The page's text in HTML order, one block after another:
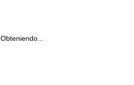
Obteniendo...